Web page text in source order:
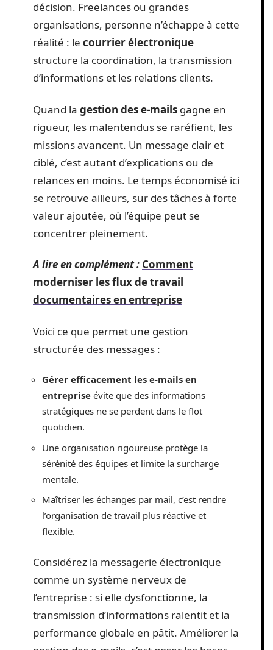
décision. Freelances ou grandes
organisations, personne n’échappe à cette
réalité : le courrier électronique
structure la coordination, la transmission
d’informations et les relations clients.
Quand la gestion des e-mails gagne en
rigueur, les malentendus se raréfient, les
missions avancent. Un message clair et
ciblé, c’est autant d’explications ou de
relances en moins. Le temps économisé ici
se retrouve ailleurs, sur des tâches à forte
valeur ajoutée, où l’équipe peut se
concentrer pleinement.
A lire en complément : Comment
moderniser les flux de travail
documentaires en entreprise
Voici ce que permet une gestion
structurée des messages :
Gérer efficacement les e-mails en
entreprise évite que des informations
stratégiques ne se perdent dans le flot
quotidien.
Une organisation rigoureuse protège la
sérénité des équipes et limite la surcharge
mentale.
Maîtriser les échanges par mail, c’est rendre
l’organisation de travail plus réactive et
flexible.
Considérez la messagerie électronique
comme un système nerveux de
l’entreprise : si elle dysfonctionne, la
transmission d’informations ralentit et la
performance globale en pâtit. Améliorer la